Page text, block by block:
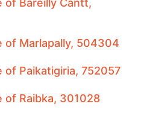
of Marlapally, 504304
of Paikatigiria, 752057
of Raibka, 301028